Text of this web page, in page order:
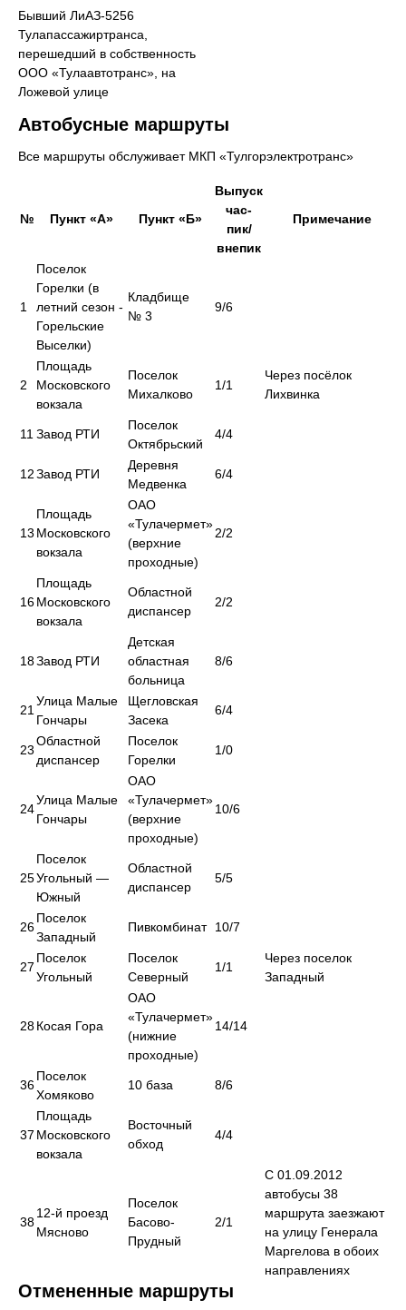
Бывший ЛиАЗ-5256
Тулапассажиртранса,
перешедший в собственность
ООО «Тулаавтотранс», на
Ложевой улице
Автобусные маршруты
Все маршруты обслуживает МКП «Тулгорэлектротранс»
№ Пункт «А» Пункт «Б»
Выпуск
час-
пик/
внепик
Примечание
1
Поселок
Горелки (в
летний сезон -
Горельские
Выселки)
Кладбище
№ 3
9/6
2
Площадь
Московского
вокзала
Поселок
Михалково
1/1
Через посёлок
Лихвинка
11 Завод РТИ
Поселок
Октябрьский
4/4
12Завод РТИ
Деревня
Медвенка
6/4
13
Площадь
Московского
вокзала
ОАО
«Тулачермет»
(верхние
проходные)
2/2
16
Площадь
Московского
вокзала
Областной
диспансер
2/2
18Завод РТИ
Детская
областная
больница
8/6
21
Улица Малые
Гончары
Щегловская
Засека
6/4
23
Областной
диспансер
Поселок
Горелки
1/0
24
Улица Малые
Гончары
ОАО
«Тулачермет»
(верхние
проходные)
10/6
25
Поселок
Угольный —
Южный
Областной
диспансер
5/5
26
Поселок
Западный
Пивкомбинат 10/7
27
Поселок
Угольный
Поселок
Северный
1/1
Через поселок
Западный
28Косая Гора
ОАО
«Тулачермет»
(нижние
проходные)
14/14
36
Поселок
Хомяково
10 база 8/6
37
Площадь
Московского
вокзала
Восточный
обход
4/4
38
12-й проезд
Мясново
Поселок
Басово-
Прудный
2/1
С 01.09.2012
автобусы 38
маршрута заезжают
на улицу Генерала
Маргелова в обоих
направлениях
Отмененные маршруты